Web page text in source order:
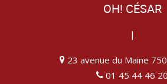
OH! CÉSAR
|
23 avenue du Maine
01 45 44 46 20